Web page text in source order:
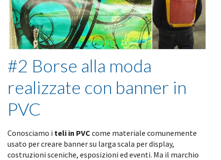
#2 Borse alla moda
realizzate con banner in
PVC
Conosciamo i teli in PVC come materiale comunemente
usato per creare banner su larga scala per display,
costruzioni sceniche, esposizioni ed eventi. Ma il marchio